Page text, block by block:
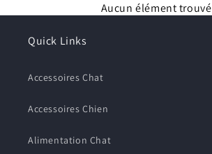
Aucun élément trouvé
Quick Links
Accessoires Chat
Accessoires Chien
Alimentation Chat